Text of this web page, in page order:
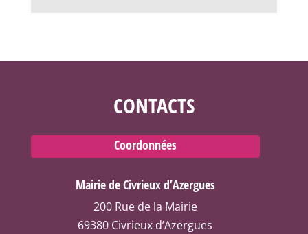
CONTACTS
Coordonnées
Mairie de Civrieux d’Azergues
200 Rue de la Mairie
69380 Civrieux d’Azergues